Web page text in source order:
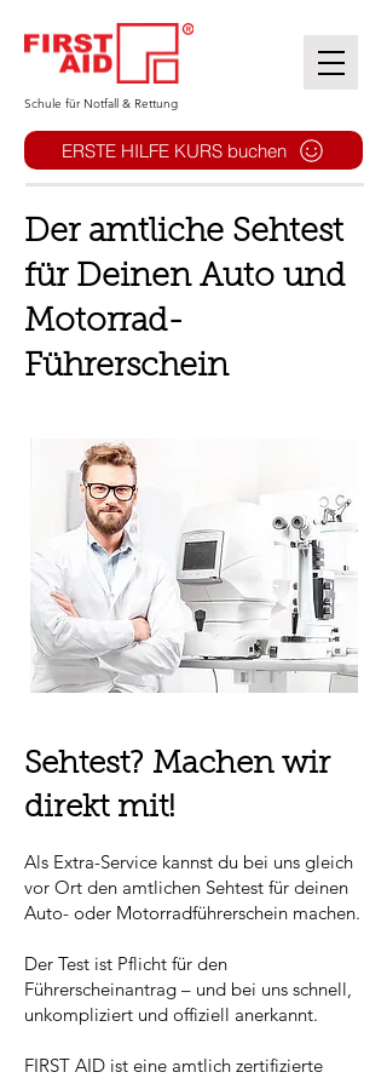
​Schule für Notfall & Rettung
ERSTE HILFE KURS buchen
Der amtliche Sehtest
für Deinen Auto und
Motorrad-
Führerschein​
Sehtest? Machen wir
direkt mit!
Als Extra-Service kannst du bei uns gleich
vor Ort den amtlichen Sehtest für deinen
Auto- oder Motorradführerschein machen.
Der Test ist Pflicht für den
Führerscheinantrag – und bei uns schnell,
unkompliziert und offiziell anerkannt.
FIRST AID ist eine amtlich zertifizierte